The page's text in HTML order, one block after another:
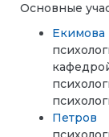
Основные
Петров